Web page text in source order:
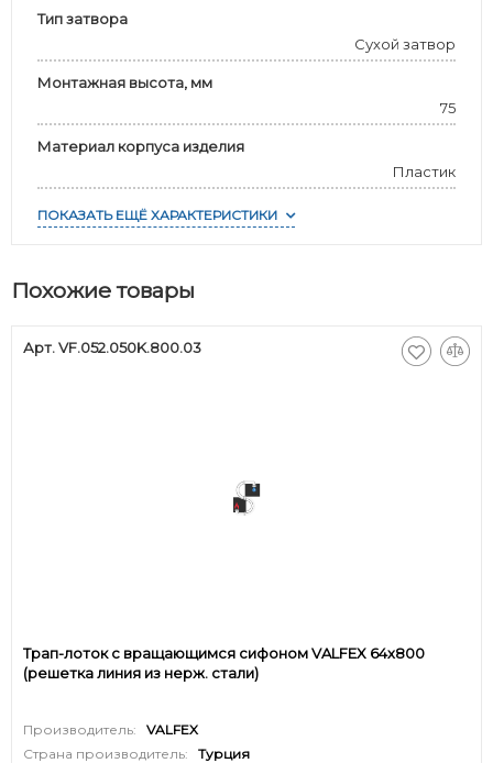
Тип затвора
Сухой затвор
Монтажная высота, мм
75
Материал корпуса изделия
Пластик
ПОКАЗАТЬ ЕЩЁ ХАРАКТЕРИСТИКИ
Похожие товары
Арт. VF.052.050K.800.03
Трап-лоток с вращающимся сифоном VALFEX 64х800
(решетка линия из нерж. стали)
Производитель:
VALFEX
Страна производитель:
Турция